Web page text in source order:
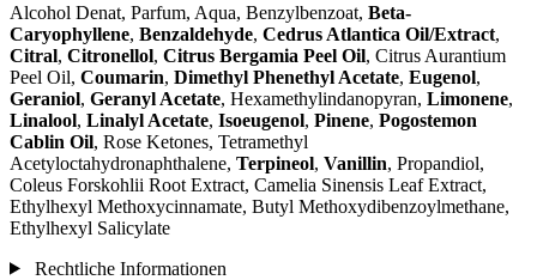
Alcohol Denat, Parfum, Aqua, Benzylbenzoat, Beta-
Caryophyllene, Benzaldehyde, Cedrus Atlantica Oil/Extract,
Citral, Citronellol, Citrus Bergamia Peel Oil, Citrus Aurantium
Peel Oil, Coumarin, Dimethyl Phenethyl Acetate, Eugenol,
Geraniol, Geranyl Acetate, Hexamethylindanopyran, Limonene,
Linalool, Linalyl Acetate, Isoeugenol, Pinene, Pogostemon
Cablin Oil, Rose Ketones, Tetramethyl
Acetyloctahydronaphthalene, Terpineol, Vanillin, Propandiol,
Coleus Forskohlii Root Extract, Camelia Sinensis Leaf Extract,
Ethylhexyl Methoxycinnamate, Butyl Methoxydibenzoylmethane,
Ethylhexyl Salicylate
Rechtliche Informationen